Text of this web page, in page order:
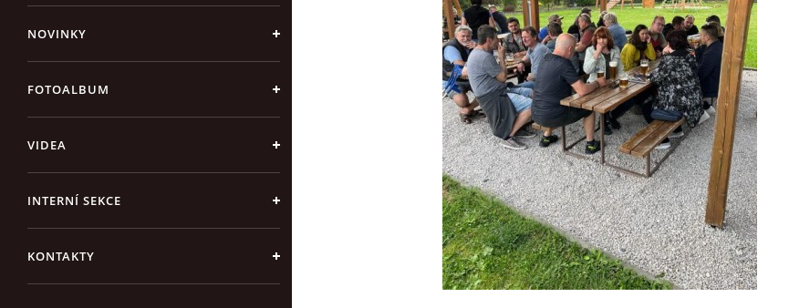
NOVINKY
FOTOALBUM
VIDEA
INTERNÍ SEKCE
KONTAKTY